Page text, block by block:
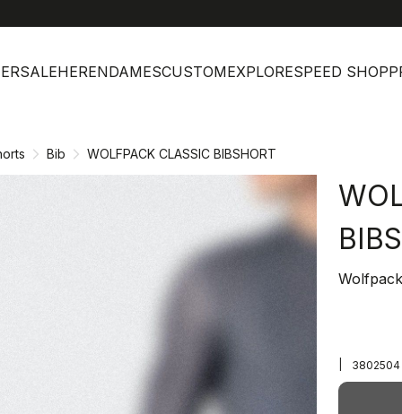
HERENDAMESCUSTOMEXPLORESPEED SHOP
Bib WOLFPACK CLASSIC BIBSHORT
3802504